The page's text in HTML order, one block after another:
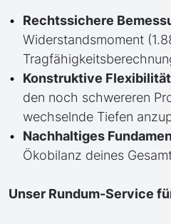
Rechtssichere
Widerstandsmoment
Konstruktive Flexibilität
den noch schwereren
wechselnde Tiefen
Nachhaltiges
Ökobilanz deines
Unser Rundum-Service